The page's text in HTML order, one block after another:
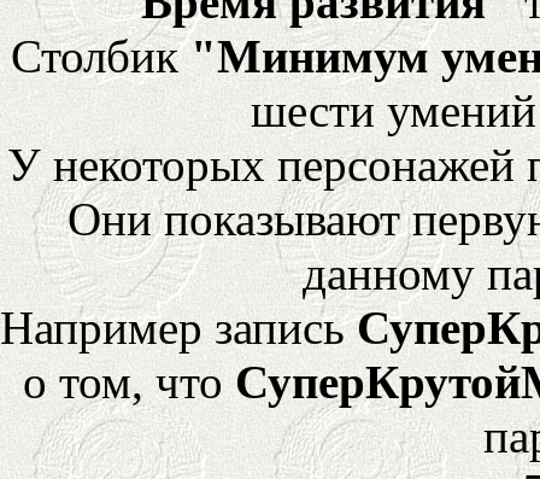
Столбик"Минимум
шести
У некоторых персонажей
Они показывают
данному
Например запись
о том, что